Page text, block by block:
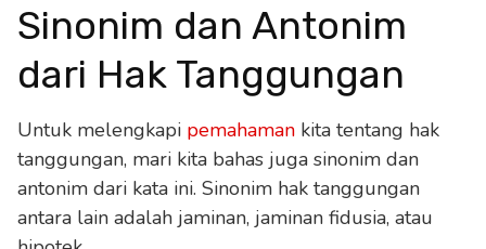
Sinonim dan Antonim
dari Hak Tanggungan
Untuk melengkapi pemahaman kita tentang hak
tanggungan, mari kita bahas juga sinonim dan
antonim dari kata ini. Sinonim hak tanggungan
antara lain adalah jaminan, jaminan fidusia, atau